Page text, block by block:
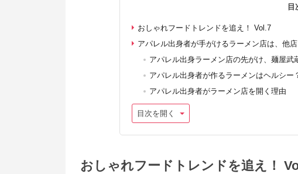
目
おしゃれフードトレンドを追え！ Vol.7
アパレル出身者が手がけるラーメン店は、他
アパレル出身ラーメン店の先がけ、麺屋武
アパレル出身者が作るラーメンはヘルシー
アパレル出身者がラーメン店を開く理由
目次を開く
おしゃれフードトレンドを追え！